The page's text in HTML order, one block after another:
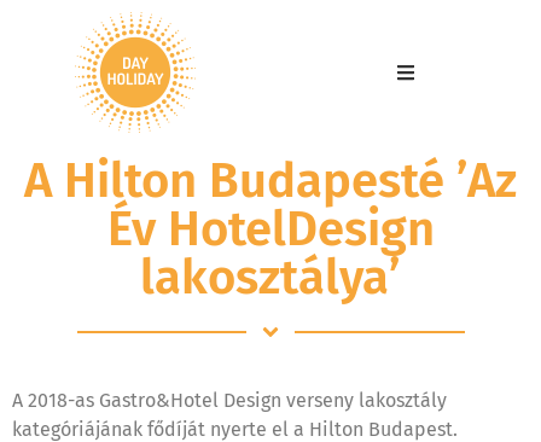
A Hilton Budapesté ’Az
Év HotelDesign
lakosztálya’
A 2018-as Gastro&Hotel Design verseny lakosztály
kategóriájának fődíját nyerte el a Hilton Budapest.